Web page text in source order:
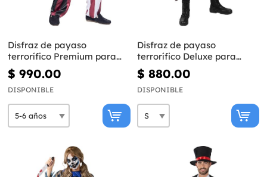
Disfraz de payaso
terrorífico Premium para
niño
$ 990.00
DISPONIBLE
Disfraz de payaso
terrorífico Deluxe para
hombre
$ 880.00
DISPONIBLE